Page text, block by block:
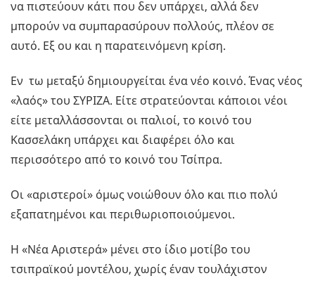
να πιστεύουν κάτι που δεν υπάρχει, αλλά δεν
μπορούν να συμπαρασύρουν πολλούς, πλέον σε
αυτό. Εξ ου και η παρατεινόμενη κρίση.
Εν τω μεταξύ δημιουργείται ένα νέο κοινό. Ένας νέος
«λαός» του ΣΥΡΙΖΑ. Είτε στρατεύονται κάποιοι νέοι
είτε μεταλλάσσονται οι παλιοί, το κοινό του
Κασσελάκη υπάρχει και διαφέρει όλο και
περισσότερο από το κοινό του Τσίπρα.
Οι «αριστεροί» όμως νοιώθουν όλο και πιο πολύ
εξαπατημένοι και περιθωριοποιούμενοι.
Η «Νέα Αριστερά» μένει στο ίδιο μοτίβο του
τσιπραϊκού μοντέλου, χωρίς έναν τουλάχιστον